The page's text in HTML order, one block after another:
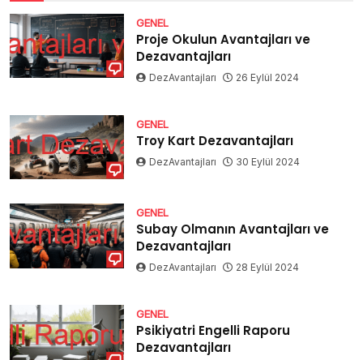
GENEL
Proje Okulun Avantajları ve
Dezavantajları
DezAvantajları 26 Eylül 2024
GENEL
Troy Kart Dezavantajları
DezAvantajları 30 Eylül 2024
GENEL
Subay Olmanın Avantajları ve
Dezavantajları
DezAvantajları 28 Eylül 2024
GENEL
Psikiyatri Engelli Raporu
Dezavantajları